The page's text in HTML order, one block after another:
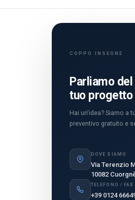
COPPO INSEGNE
Parliamo del
tuo progetto
Hai un'idea? Siamo a
preventivo gratuito e
DOVE SIAMO
Via Terenzio
10082
TELEFONO / FAX
+39 0124